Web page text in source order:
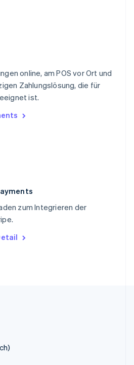
online, am POS vor Ort und
Zahlungslösung, die für
ist.
zum Integrieren der